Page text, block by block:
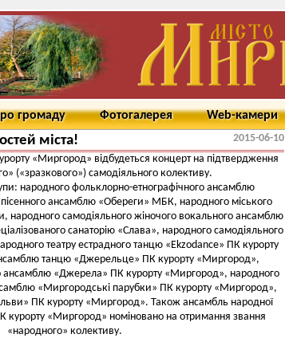
громаду Фотогалерея Web-камери
міста!
2015-06-10
«Миргород» відбудеться концерт на підтвердження
(«зразкового») самодіяльного колективу.
народного фольклорно-етнографічного ансамблю
ансамблю «Обереги» МБК, народного міського
народного самодіяльного жіночого вокального ансамблю
санаторію «Слава», народного самодіяльного
театру естрадного танцю «Ekzodance» ПК курорту
танцю «Джерельце» ПК курорту «Миргород»,
ансамблю «Джерела» ПК курорту «Миргород», народного
«Миргородські парубки» ПК курорту «Миргород»,
ПК курорту «Миргород». Також ансамбль народної
курорту «Миргород» номіновано на отримання звання
«народного» колективу.